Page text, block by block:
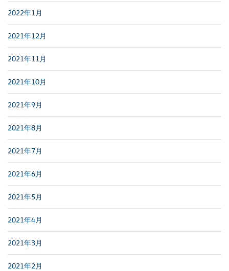
2022年1月
2021年12月
2021年11月
2021年10月
2021年9月
2021年8月
2021年7月
2021年6月
2021年5月
2021年4月
2021年3月
2021年2月